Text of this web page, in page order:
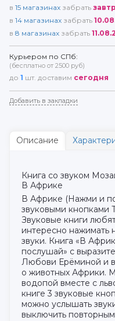
в 15 магазинах забрать
в 14 магазинах забрать
в 8 магазинах забрать
Курьером по СПб:
(бесплатно от 2500 руб)
до 1 шт. доставим сегодня
Добавить в закладки
Описание
Книга со звуком
В Африке
В Африке (Нажми и
звуковыми кнопками
Звуковые книги
интересно нажимать
звуки. Книга «В
послушай» с
Любови Ерёминой и
о животных Африки.
водопой вместе с
книге 3 звуковые
можно услышать
выключить